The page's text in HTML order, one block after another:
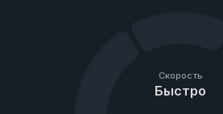
Скорость
Быстро